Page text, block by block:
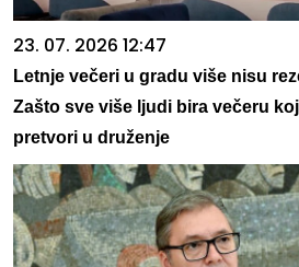
23. 07. 2026 12:47
Letnje večeri u gradu više nisu
Zašto sve više ljudi bira večeru
pretvori u druženje